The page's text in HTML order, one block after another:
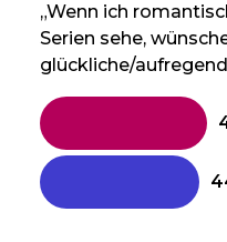
„Wenn ich
Serien sehe,
glückliche/